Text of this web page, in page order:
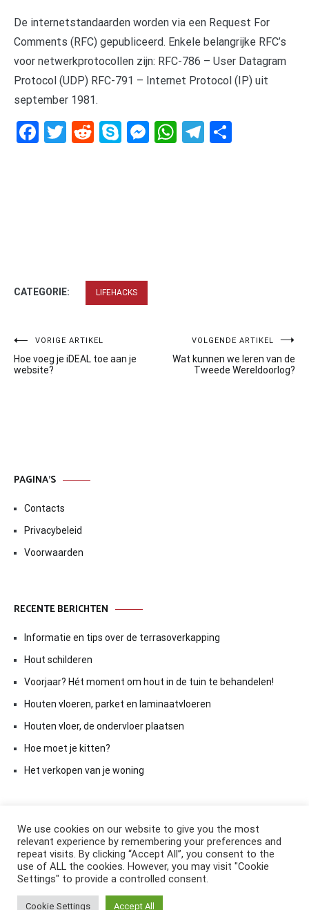
De internetstandaarden worden via een Request For
Comments (RFC) gepubliceerd. Enkele belangrijke RFC’s
voor netwerkprotocollen zijn: RFC-786 – User Datagram
Protocol (UDP) RFC-791 – Internet Protocol (IP) uit
september 1981.
Facebook
Twitter
RedditSkypeMessenger
WhatsApp
Telegram
CATEGORIE: LIFEHACKS
Bericht
navigatie
VORIGE ARTIKEL
Hoe voeg je iDEAL toe aan je
website?
VOLGENDE ARTIKEL
Wat kunnen we leren van de
Tweede Wereldoorlog?
PAGINA’S
Contacts
Privacybeleid
Voorwaarden
RECENTE BERICHTEN
Informatie en tips over de terrasoverkapping
Hout schilderen
Voorjaar? Hét moment om hout in de tuin te behandelen!
Houten vloeren, parket en laminaatvloeren
Houten vloer, de ondervloer plaatsen
Hoe moet je kitten?
Het verkopen van je woning
Copyright © 2026ElkAntwoord.com
We use cookies on our website to give you the most
relevant experience by remembering your preferences and
repeat visits. By clicking “Accept All”, you consent to the
use of ALL the cookies. However, you may visit "Cookie
Settings" to provide a controlled consent.
Cookie Settings Accept All